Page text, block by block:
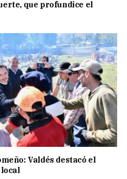
que profundice el
Valdés destacó el